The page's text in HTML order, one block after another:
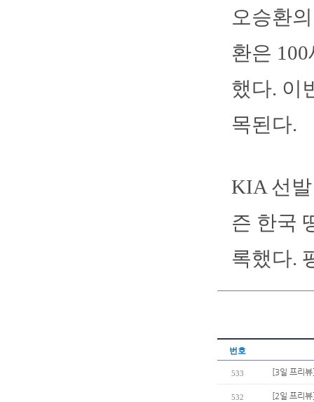
오승환
환은
했다. 이
목된다.
KIA 선
즌 한국
록했다.
번호
533 [3일 프리
532 [2일 프리